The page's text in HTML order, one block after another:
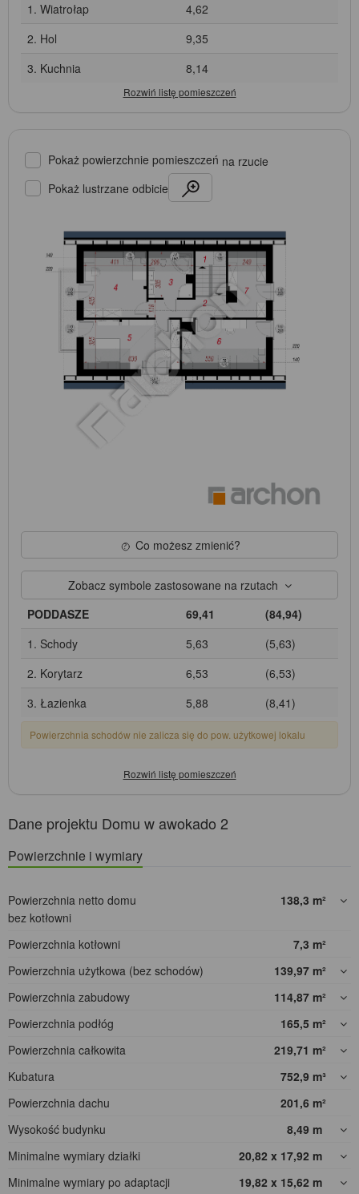
1. Wiatrołap
4,62
2. Hol
9,35
3. Kuchnia
8,14
Pokaż powierzchnie pomieszczeń na rzucie
Pokaż lustrzane odbicie
Co możesz zmienić?
Zobacz symbole zastosowane na rzutach
PODDASZE
69,41
(84,94)
1. Schody
5,63
(5,63)
2. Korytarz
6,53
(6,53)
3. Łazienka
5,88 (8,41)
Powierzchnia schodów nie zalicza się do pow. użytkowej lokalu
Dane projektu Domu w awokado 2
Powierzchnie i wymiary
Powierzchnia netto domu
bez kotłowni
138,3 m²
Powierzchnia kotłowni 7,3 m²
Powierzchnia użytkowa (bez schodów)
139,97 m²
Powierzchnia zabudowy
114,87 m²
Powierzchnia podłóg
165,5 m²
Powierzchnia całkowita
219,71 m²
Kubatura
752,9 m³
Powierzchnia dachu
201,6 m²
Wysokość budynku
8,49 m
Minimalne wymiary działki
20,82 x 17,92 m
Minimalne wymiary po adaptacji
19,82 x 15,62 m